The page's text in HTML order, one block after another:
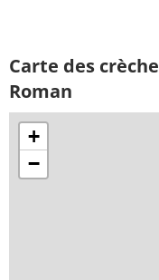
Carte des
Roman
+
−